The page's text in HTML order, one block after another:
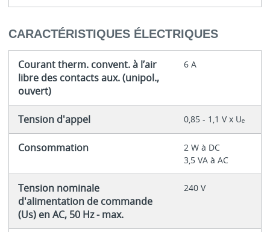
CARACTÉRISTIQUES ÉLECTRIQUES
Courant therm. convent. à l’air
libre des contacts aux. (unipol.,
ouvert)
6 A
Tension d'appel 0,85 - 1,1 V x Uₑ
Consommation
2 W à DC
3,5 VA à AC
Tension nominale
d'alimentation de commande
(Us) en AC, 50 Hz - max.
240 V